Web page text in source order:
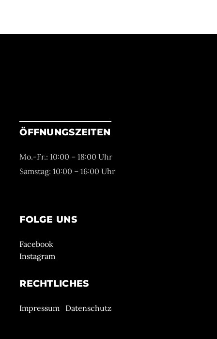
ÖFFNUNGSZEITEN
Mo.-Fr.: 10:00 – 18:00 Uhr
Samstag: 10:00 – 16:00 Uhr
FOLGE UNS
Facebook
Instagram
RECHTLICHES
Impressum Datenschutz